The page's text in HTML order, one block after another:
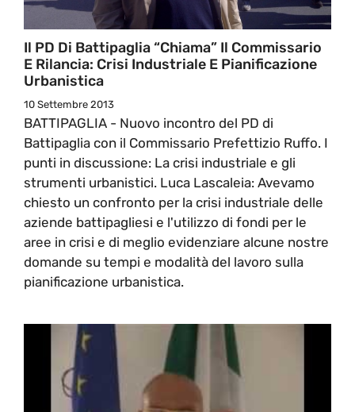
Il PD Di Battipaglia “chiama” Il Commissario
E Rilancia: Crisi Industriale E Pianificazione
Urbanistica
10 Settembre 2013
BATTIPAGLIA - Nuovo incontro del PD di
Battipaglia con il Commissario Prefettizio Ruffo. I
punti in discussione: La crisi industriale e gli
strumenti urbanistici. Luca Lascaleia: Avevamo
chiesto un confronto per la crisi industriale delle
aziende battipagliesi e l'utilizzo di fondi per le
aree in crisi e di meglio evidenziare alcune nostre
domande su tempi e modalità del lavoro sulla
pianificazione urbanistica.